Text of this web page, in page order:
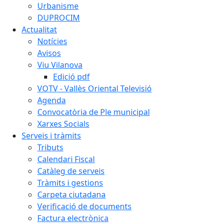
Urbanisme
DUPROCIM
Actualitat
Notícies
Avisos
Viu Vilanova
Edició pdf
VOTV - Vallès Oriental Televisió
Agenda
Convocatòria de Ple municipal
Xarxes Socials
Serveis i tràmits
Tributs
Calendari Fiscal
Catàleg de serveis
Tràmits i gestions
Carpeta ciutadana
Verificació de documents
Factura electrònica